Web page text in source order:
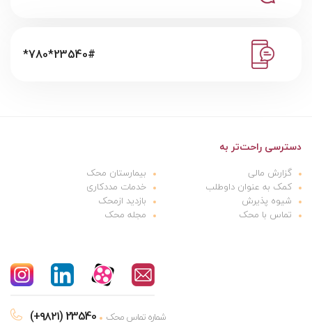
*780*23540#
دسترسی راحت‌تر به
گزارش مالی
بیمارستان محک
کمک به عنوان داوطلب
خدمات مددکاری
شیوه پذیرش
بازدید ازمحک
تماس با محک
مجله محک
(+۹۸۲۱) 23540 شماره تماس محک